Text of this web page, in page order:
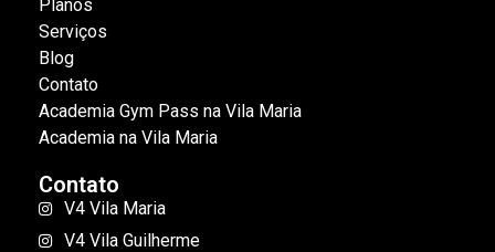
Planos
Serviços
Blog
Contato
Academia Gym Pass na Vila Maria
Academia na Vila Maria
Contato
V4 Vila Maria
V4 Vila Guilherme